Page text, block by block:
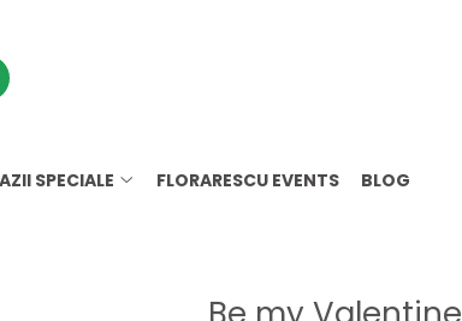
SPECIALE FLORARESCU EVENTS BLOG